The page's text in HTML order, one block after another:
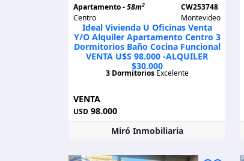
Apartamento -58m2
Centro
CW253748
Montevideo
Ideal Vivienda U Oficinas Venta
Y/o Alquiler Apartamento Centro 3
Dormitorios Baño Cocina Funcional
VENTA U$S 98.000 -ALQUILER
$30.000
3 Dormitorios Excelente
VENTA
USD 98.000
Miró Inmobiliaria